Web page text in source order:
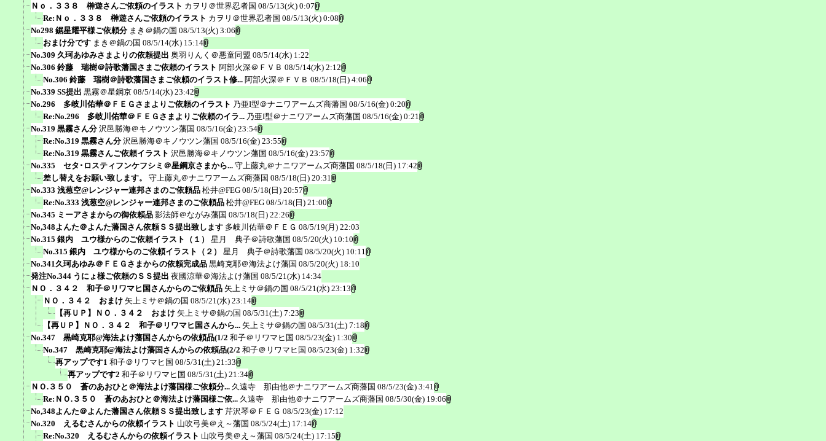
Ｎｏ．３３８ 榊遊さんご依頼のイラスト カヲリ＠世界忍者国 08/5/13(火) 0:07
Re:Ｎｏ．３３８ 榊遊さんご依頼のイラスト カヲリ＠世界忍者国 08/5/13(火) 0:08
No298 鋸星耀平様ご依頼分 まき＠鍋の国 08/5/13(火) 3:06
おまけ分です まき＠鍋の国 08/5/14(水) 15:14
No.309 久珂あゆみさまよりの依頼提出 奥羽りんく＠悪童同盟 08/5/14(水) 1:22
No.306 鈴藤 瑞樹＠詩歌藩国さまご依頼のイラスト 阿部火深＠ＦＶＢ 08/5/14(水) 2:12
No.306 鈴藤 瑞樹＠詩歌藩国さまご依頼のイラスト修... 阿部火深＠ＦＶＢ 08/5/18(日) 4:06
No.339 SS提出 黒霧＠星鋼京 08/5/14(水) 23:42
No.296 多岐川佑華＠ＦＥＧさまよりご依頼のイラスト 乃亜I型＠ナニワアームズ商藩国 08/5/16(金) 0:20
Re:No.296 多岐川佑華＠ＦＥＧさまよりご依頼のイラ... 乃亜I型＠ナニワアームズ商藩国 08/5/16(金) 0:21
No.319 黒霧さん分 沢邑勝海＠キノウツン藩国 08/5/16(金) 23:54
Re:No.319 黒霧さん分 沢邑勝海＠キノウツン藩国 08/5/16(金) 23:55
Re:No.319 黒霧さんご依頼イラスト 沢邑勝海＠キノウツン藩国 08/5/16(金) 23:57
No.335 セタ･ロスティフンケフシミ＠星鋼京さまから... 守上藤丸＠ナニワアームズ商藩国 08/5/18(日) 17:42
差し替えをお願い致します。
守上藤丸＠ナニワアームズ商藩国 08/5/18(日) 20:31
No.333 浅葱空@レンジャー連邦さまのご依頼品 松井@FEG 08/5/18(日) 20:57
Re:No.333 浅葱空@レンジャー連邦さまのご依頼品 松井@FEG 08/5/18(日) 21:00
No.345 ミーアさまからの御依頼品 影法師＠ながみ藩国 08/5/18(日) 22:26
No,348よんた＠よんた藩国さん依頼ＳＳ提出致します 多岐川佑華＠ＦＥＧ 08/5/19(月) 22:03
No.315 銀内 ユウ様からのご依頼イラスト（１）
星月 典子＠詩歌藩国 08/5/20(火) 10:10
No.315 銀内 ユウ様からのご依頼イラスト（２）
星月 典子＠詩歌藩国 08/5/20(火) 10:11
No.341久珂あゆみ＠ＦＥＧさまからの依頼完成品 黒崎克耶＠海法よけ藩国 08/5/20(火) 18:10
発注No.344 うにょ様ご依頼のＳＳ提出 夜國涼華＠海法よけ藩国 08/5/21(水) 14:34
ＮＯ．３４２ 和子＠リワマヒ国さんからのご依頼品 矢上ミサ＠鍋の国 08/5/21(水) 23:13
ＮＯ．３４２ おまけ 矢上ミサ＠鍋の国 08/5/21(水) 23:14
【再ＵＰ】ＮＯ．３４２ おまけ 矢上ミサ＠鍋の国 08/5/31(土) 7:23
【再ＵＰ】ＮＯ．３４２ 和子＠リワマヒ国さんから... 矢上ミサ＠鍋の国 08/5/31(土) 7:18
No.347 黒崎克耶@海法よけ藩国さんからの依頼品(1/2 和子＠リワマヒ国 08/5/23(金) 1:30
No.347 黒崎克耶@海法よけ藩国さんからの依頼品(2/2 和子＠リワマヒ国 08/5/23(金) 1:32
再アップです1 和子＠リワマヒ国 08/5/31(土) 21:33
再アップです2 和子＠リワマヒ国 08/5/31(土) 21:34
ＮＯ.３５０ 蒼のあおひと＠海法よけ藩国様ご依頼分... 久遠寺 那由他＠ナニワアームズ商藩国 08/5/23(金) 3:41
Re:ＮＯ.３５０ 蒼のあおひと＠海法よけ藩国様ご依... 久遠寺 那由他＠ナニワアームズ商藩国 08/5/30(金) 19:06
No,348よんた＠よんた藩国さん依頼ＳＳ提出致します 芹沢琴＠ＦＥＧ 08/5/23(金) 17:12
No.320 えるむさんからの依頼イラスト 山吹弓美＠え～藩国 08/5/24(土) 17:14
Re:No.320 えるむさんからの依頼イラスト 山吹弓美＠え～藩国 08/5/24(土) 17:15